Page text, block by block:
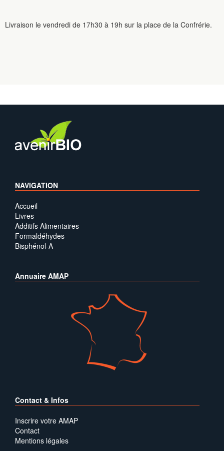
Livraison le vendredi de 17h30 à 19h sur la place de la Confrérie.
NAVIGATION
Accueil
Livres
Additifs Alimentaires
Formaldéhydes
Bisphénol-A
Annuaire AMAP
Contact & Infos
Inscrire votre AMAP
Contact
Mentions légales